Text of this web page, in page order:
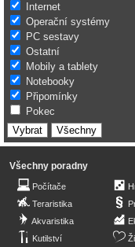
Internet
Operační systémy
PC sestavy
Ostatní
Mobily a tablety
Notebooky
Připomínky
Pokec
Všechny poradny
Počítače
Teraristika
Akvaristika
Kutilství